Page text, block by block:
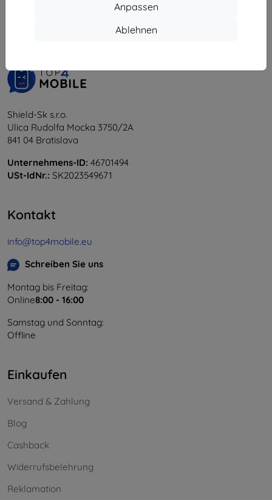
Anpassen
Ablehnen
Shield-Sk s.r.o.
Ulica Rudolfa Mocka 3750/2A
841 04 Bratislava
Unternehmens-ID: 46701494
USt-IdNr.: SK2023549671
Kontakt
info@top4mobile.eu
Schreiben Sie uns
Montag bis Freitag:
Online8:00 - 16:00
Samstag und Sonntag:
Offline
Einkaufen
Versand & Zahlung
Blog
Cashback
Widerrufsbelehrung
Reklamation